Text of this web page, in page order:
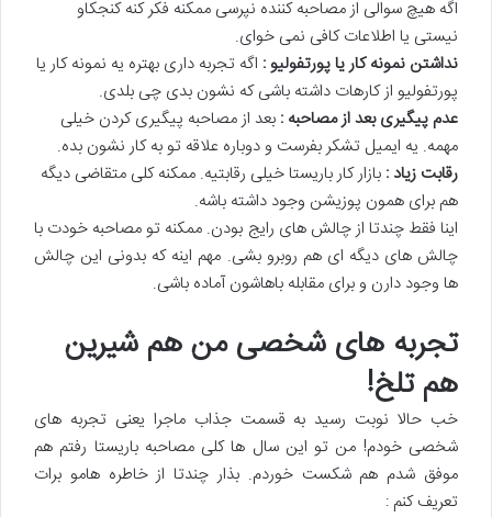
اگه هیچ سوالی از مصاحبه کننده نپرسی ممکنه فکر کنه کنجکاو
نیستی یا اطلاعات کافی نمی خوای.
نداشتن نمونه کار یا پورتفولیو : اگه تجربه داری بهتره یه نمونه کار یا
پورتفولیو از کارهات داشته باشی که نشون بدی چی بلدی.
عدم پیگیری بعد از مصاحبه : بعد از مصاحبه پیگیری کردن خیلی
مهمه. یه ایمیل تشکر بفرست و دوباره علاقه تو به کار نشون بده.
رقابت زیاد : بازار کار باریستا خیلی رقابتیه. ممکنه کلی متقاضی دیگه
هم برای همون پوزیشن وجود داشته باشه.
اینا فقط چندتا از چالش های رایج بودن. ممکنه تو مصاحبه خودت با
چالش های دیگه ای هم روبرو بشی. مهم اینه که بدونی این چالش
ها وجود دارن و برای مقابله باهاشون آماده باشی.
تجربه های شخصی من هم شیرین
هم تلخ!
خب حالا نوبت رسید به قسمت جذاب ماجرا یعنی تجربه های
شخصی خودم! من تو این سال ها کلی مصاحبه باریستا رفتم هم
موفق شدم هم شکست خوردم. بذار چندتا از خاطره هامو برات
تعریف کنم :